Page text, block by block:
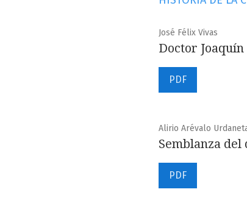
José Félix Vivas
Doctor
PDF
Alirio Arévalo
Semblanza
PDF